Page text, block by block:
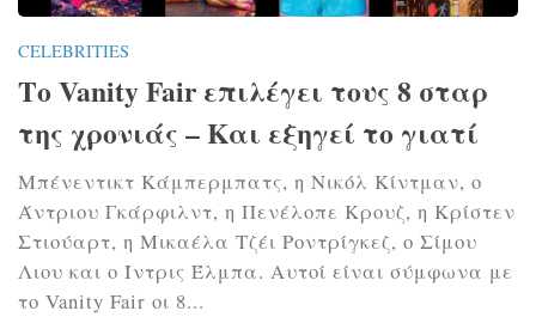
CELEBRITIES
Το Vanity Fair επιλέγει τους 8 σταρ
της χρονιάς – Και εξηγεί το γιατί
Μπένεντικτ Κάμπερμπατς, η Νικόλ Κίντμαν, ο
Άντριου Γκάρφιλντ, η Πενέλοπε Κρουζ, η Κρίστεν
Στιούαρτ, η Μικαέλα Tζέι Ροντρίγκεζ, ο Σίμου
Λιου και ο Ίντρις Έλμπα. Αυτοί είναι σύμφωνα με
το Vanity Fair οι 8...